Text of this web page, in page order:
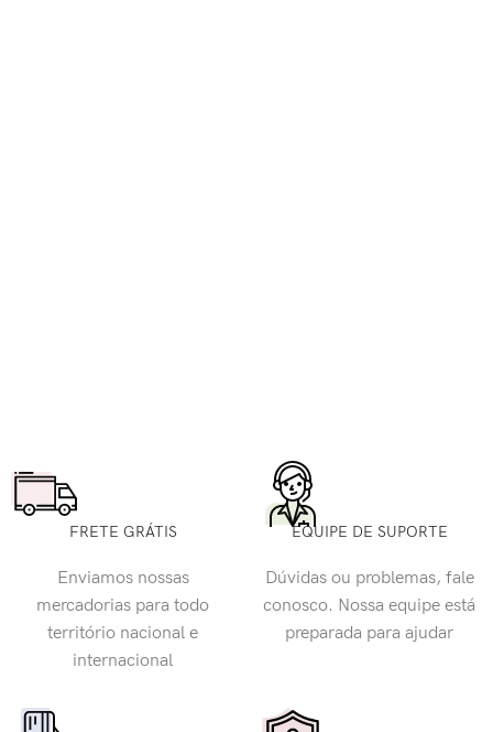
FRETE GRÁTIS
Enviamos nossas
mercadorias para todo
território nacional e
internacional
EQUIPE DE SUPORTE
Dúvidas ou problemas, fale
conosco. Nossa equipe está
preparada para ajudar